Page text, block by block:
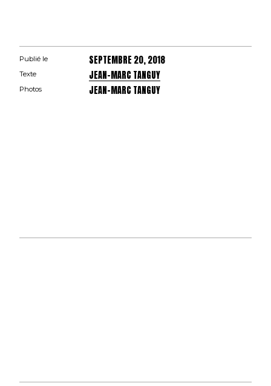
Publié le SEPTEMBRE 20, 2018
Texte JEAN-MARC TANGUY
Photos JEAN-MARC TANGUY